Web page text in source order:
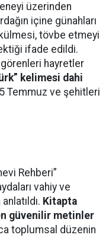
üzerinden
içine günahları
tövbe etmeyi
ifade edildi.
görenleri hayretler
kelimesi dahi
Temmuz ve şehitleri
Rehberi”
vahiy ve
Kitapta
güvenilir metinler
toplumsal düzenin